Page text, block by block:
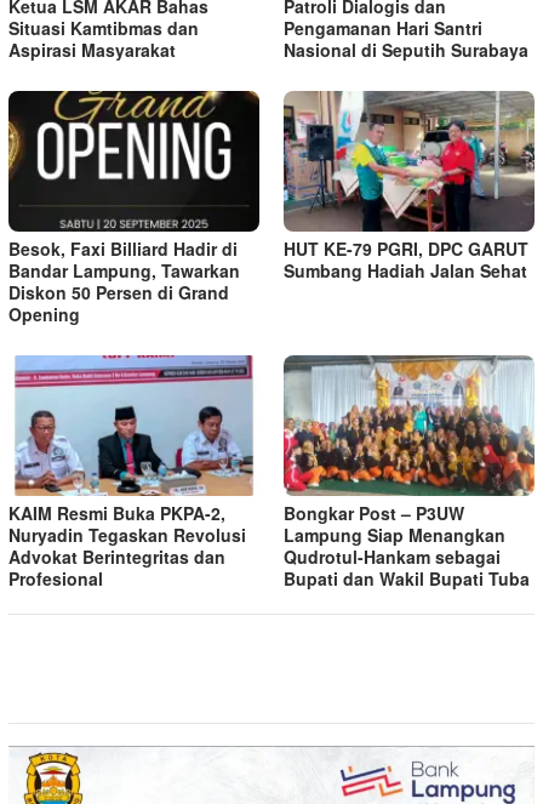
Ketua LSM AKAR Bahas
Situasi Kamtibmas dan
Aspirasi Masyarakat
Patroli Dialogis dan
Pengamanan Hari Santri
Nasional di Seputih Surabaya
Besok, Faxi Billiard Hadir di
Bandar Lampung, Tawarkan
Diskon 50 Persen di Grand
Opening
HUT KE-79 PGRI, DPC GARUT
Sumbang Hadiah Jalan Sehat
KAIM Resmi Buka PKPA-2,
Nuryadin Tegaskan Revolusi
Advokat Berintegritas dan
Profesional
Bongkar Post – P3UW
Lampung Siap Menangkan
Qudrotul-Hankam sebagai
Bupati dan Wakil Bupati Tuba